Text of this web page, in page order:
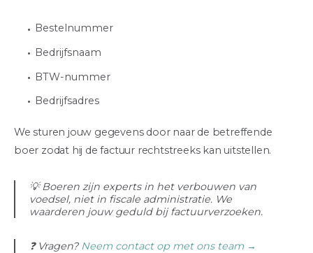
Bestelnummer
Bedrijfsnaam
BTW-nummer
Bedrijfsadres
We sturen jouw gegevens door naar de betreffende
boer zodat hij de factuur rechtstreeks kan uitstellen.
💡 Boeren zijn experts in het verbouwen van
voedsel, niet in fiscale administratie. We
waarderen jouw geduld bij factuurverzoeken.
❓ Vragen? Neem contact op met ons team →